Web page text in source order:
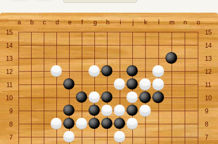
a b c d e f g h i j k l m n
o
15
15
14
14
13
13
12
12
11
11
10
10
9
9
8
8
7
7